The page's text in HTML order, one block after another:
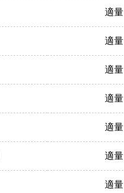
適量
適量
適量
適量
適量
適量
適量